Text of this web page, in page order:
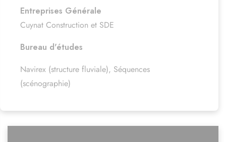
Entreprises Générale
Cuynat Construction et SDE
Bureau d'études
Navirex (structure fluviale), Séquences
(scénographie)